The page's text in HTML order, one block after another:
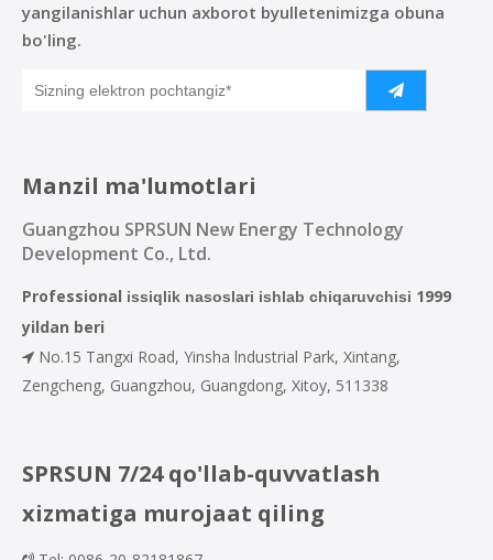
yangilanishlar uchun axborot byulletenimizga obuna
bo'ling.
Manzil ma'lumotlari
Guangzhou SPRSUN New Energy Technology
Development Co., Ltd.
Professional issiqlik nasoslari ishlab chiqaruvchisi 1999
yildan beri
 No.15 Tangxi Road, Yinsha lndustrial Park, Xintang,
Zengcheng, Guangzhou, Guangdong, Xitoy, 511338
SPRSUN 7/24 qo'llab-quvvatlash
xizmatiga murojaat qiling